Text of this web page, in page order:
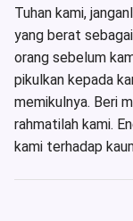
Tuhan kami,
yang berat
orang sebelum
pikulkan kepada
memikulnya. Beri
rahmatilah kami.
kami terhadap